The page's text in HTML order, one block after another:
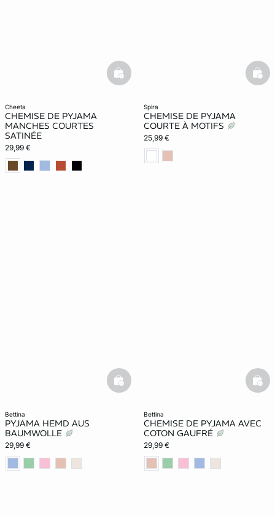
cheeta
CHEMISE DE PYJAMA
MANCHES COURTES
SATINÉE
29,99 €
basketfull
spira
CHEMISE DE PYJAMA
COURTE À MOTIFS
25,99 €
bettina
PYJAMA HEMD AUS
BAUMWOLLE
29,99 €
basketfull
bettina
CHEMISE DE PYJAMA AVEC
COTON GAUFRÉ
29,99 €